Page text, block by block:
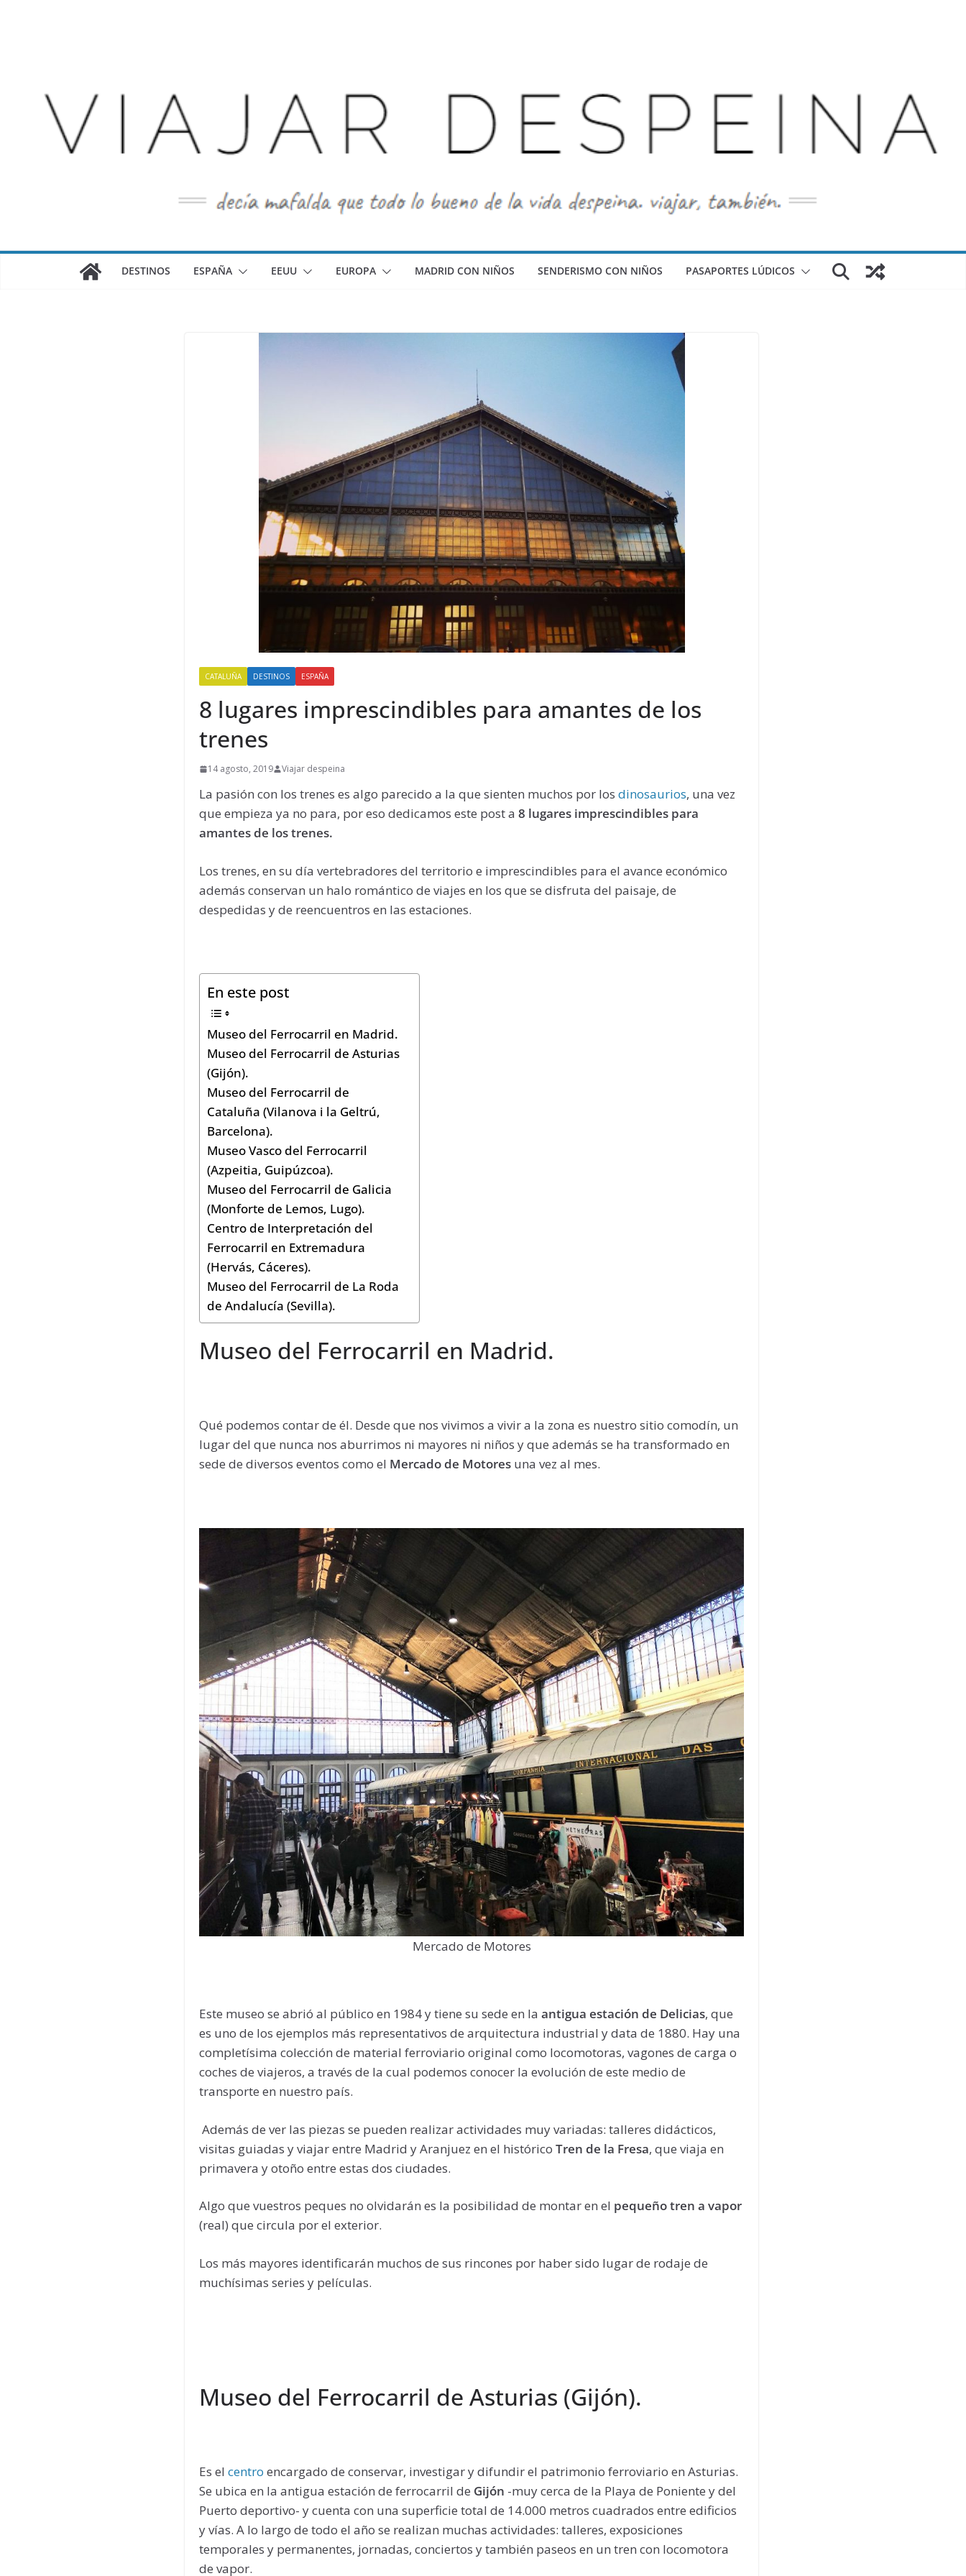
DESTINOS ESPAÑA EEUU EUROPA MADRID CON NIÑOS SENDERISMO CON NIÑOS PASAPORTES LÚDICOS
CATALUÑA DESTINOS ESPAÑA
8 lugares imprescindibles para amantes de los
trenes
14 agosto, 2019 Viajar despeina
La pasión con los trenes es algo parecido a la que sienten muchos por losdinosaurios, una vez
que empieza ya no para, por eso dedicamos este post a8 lugares imprescindibles para
amantes de los trenes.
Los trenes, en su día vertebradores del territorio e imprescindibles para el avance económico
además conservan un halo romántico de viajes en los que se disfruta del paisaje, de
despedidas y de reencuentros en las estaciones.
En este post
Museo del Ferrocarril en Madrid.
Museo del Ferrocarril de Asturias
(Gijón).
Museo del Ferrocarril de
Cataluña (Vilanova i la Geltrú,
Barcelona).
Museo Vasco del Ferrocarril
(Azpeitia, Guipúzcoa).
Museo del Ferrocarril de Galicia
(Monforte de Lemos, Lugo).
Centro de Interpretación del
Ferrocarril en Extremadura
(Hervás, Cáceres).
Museo del Ferrocarril de La Roda
de Andalucía (Sevilla).
Museo del Ferrocarril en Madrid.
Qué podemos contar de él. Desde que nos vivimos a vivir a la zona es nuestro sitio comodín, un
lugar del que nunca nos aburrimos ni mayores ni niños y que además se ha transformado en
sede de diversos eventos como el Mercado de Motores una vez al mes.
Mercado de Motores
Este museo se abrió al público en 1984 y tiene su sede en laantigua estación de Delicias, que
es uno de los ejemplos más representativos de arquitectura industrial y data de 1880. Hay una
completísima colección de material ferroviario original como locomotoras, vagones de carga o
coches de viajeros, a través de la cual podemos conocer la evolución de este medio de
transporte en nuestro país.
Además de ver las piezas se pueden realizar actividades muy variadas: talleres didácticos,
visitas guiadas y viajar entre Madrid y Aranjuez en el históricoTren de la Fresa, que viaja en
primavera y otoño entre estas dos ciudades.
Algo que vuestros peques no olvidarán es la posibilidad de montar en el pequeño tren a vapor
(real) que circula por el exterior.
Los más mayores identificarán muchos de sus rincones por haber sido lugar de rodaje de
muchísimas series y películas.
Museo del Ferrocarril de Asturias (Gijón).
Es elcentro encargado de conservar, investigar y difundir el patrimonio ferroviario en Asturias.
Se ubica en la antigua estación de ferrocarril de Gijón -muy cerca de la Playa de Poniente y del
Puerto deportivo- y cuenta con una superficie total de 14.000 metros cuadrados entre edificios
y vías. A lo largo de todo el año se realizan muchas actividades: talleres, exposiciones
temporales y permanentes, jornadas, conciertos y también paseos en un tren con locomotora
de vapor.